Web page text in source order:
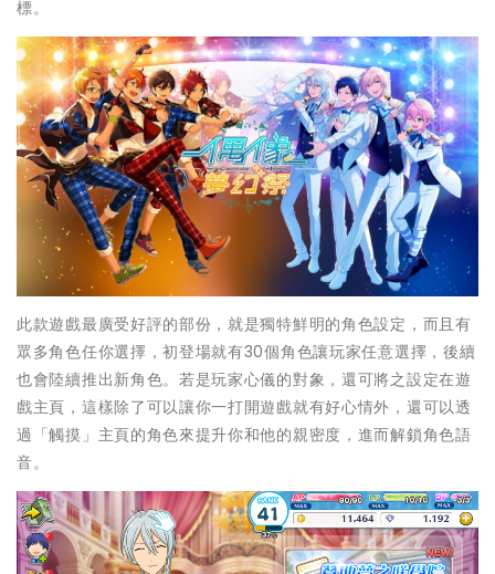
標。
此款遊戲最廣受好評的部份，就是獨特鮮明的角色設定，而且有
眾多角色任你選擇，初登場就有30個角色讓玩家任意選擇，後續
也會陸續推出新角色。若是玩家心儀的對象，還可將之設定在遊
戲主頁，這樣除了可以讓你一打開遊戲就有好心情外，還可以透
過「觸摸」主頁的角色來提升你和他的親密度，進而解鎖角色語
音。